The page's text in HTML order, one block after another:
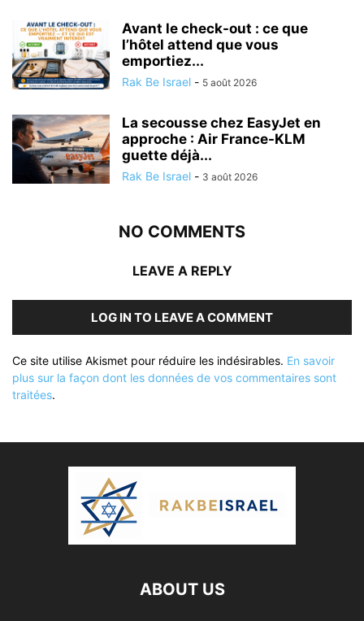
Avant le check-out : ce que
l’hôtel attend que vous
emportiez...
Rak Be Israel - 5 août 2026
La secousse chez EasyJet en
approche : Air France-KLM
guette déjà...
Rak Be Israel - 3 août 2026
NO COMMENTS
LEAVE A REPLY
LOG IN TO LEAVE A COMMENT
Ce site utilise Akismet pour réduire les indésirables. En savoir
plus sur la façon dont les données de vos commentaires sont
traitées.
ABOUT US